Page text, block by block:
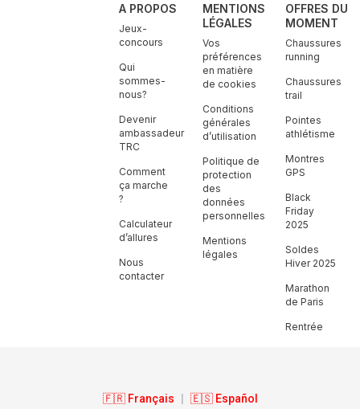
A PROPOS
Jeux-
concours
Qui
sommes-
nous?
Devenir
ambassadeur
TRC
Comment
ça marche
?
Calculateur
d’allures
Nous
contacter
MENTIONS
LÉGALES
Vos
préférences
en matière
de cookies
Conditions
générales
d’utilisation
Politique de
protection
des
données
personnelles
Mentions
légales
OFFRES DU
MOMENT
Chaussures
running
Chaussures
trail
Pointes
athlétisme
Montres
GPS
Black
Friday
2025
Soldes
Hiver 2025
Marathon
de Paris
Rentrée
🇫🇷 Français 🇪🇸 Español